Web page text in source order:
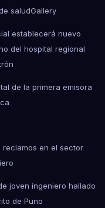
saludGallery
establecerá nuevo
del hospital regional
de la primera emisora
reclamos en el sector
joven ingeniero hallado
de Puno